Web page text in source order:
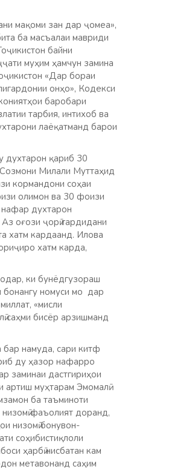
мақоми зан дар ҷомеа»,
ба масъалаи мавриди
байни
муҳим ҳамчун замина
«Дар бораи
онҳо», Кодекси
баробари
тарбия, интихоб ва
лаёқатманд барои
духтарон қариб 30
Милали Муттаҳид
кормандони соҳаи
олимон ва 30 фоизи
духтарон
оғози ҷорӣ гардидани
хатм кардаанд. Илова
хатм карда,
ки бунёдгузораш
номуси мо дар
«мисли
саҳми бисёр арзишманд
намуда, сари китф
ду ҳазор нафарро
заминаи дастгириҳои
муҳтарам Эмомалӣ
ба таъминоти
фаъолият доранд,
низомӣ бонувон-
соҳибистиқлоли
ҳарбӣ нисбатан кам
метавонанд саҳим